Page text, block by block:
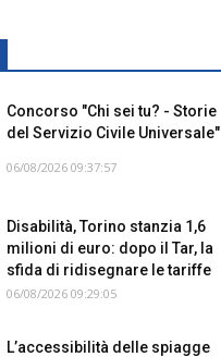
Concorso "Chi sei tu? - Storie
del Servizio Civile Universale"
06/08/2026 09:37:57
Disabilità, Torino stanzia 1,6
milioni di euro: dopo il Tar, la
sfida di ridisegnare le tariffe
06/08/2026 09:29:05
L’accessibilità delle spiagge